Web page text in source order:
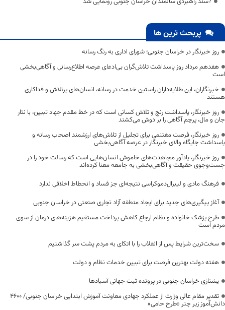
پربحث ترین ها
روز خبرنگار در خراسان جنوبی؛ شورای اداری به رنگ رسانه
هفدهم مرداد روز پاسداشت تلاش‌گران بی‌ادعای عرصه اطلاع‌رسانی و آگاهی‌بخشی
است
خبرنگاران، این طلایه‌داران راستین خدمت در رسانه، انسان‌های پرتلاش و فداکاری
هستند
روز خبرنگار، پاسداشت رنج و تلاش کسانی است که در خط مقدم جهاد تبیین، با نثار
جان و مال، پرچم آگاهی را بر دوش می‌کشند
روز خبرنگار، فرصت مغتنمی برای تجلیل از تلاش‌های ارزشمند اصحاب رسانه و
پاسداشت جایگاه والای خبرنگار در عرصه آگاهی‌بخشی
روز خبرنگار، یادآور مجاهدت‌های خاموش انسان‌هایی است که رسالت خود را در
جست‌وجوی حقیقت و آگاهی‌بخشی به جامعه معنا کرده‌اند
فرهنگ مادی و لیبرال‌دموکراسی نتیجه‌ای جز فساد و انحطاط اخلاقی ندارد
آغاز پیگیری‌های جدید برای ایجاد منطقه آزاد تجاری صنعتی در خراسان جنوبی
طرح پزشک خانواده و نظام ارجاع کاهش پرداخت مستقیم هزینه‌های درمان از سوی
مردم است
سخت‌ترین شرایط پس از انقلاب را با اتکای به مردم پشت سر گذاشتیم
هفته دولت بهترین فرصت برای تبیین خدمات نظام و دولت
یشتازی خراسان جنوبی در پرونده ثبت جهانی آسبادها
تقدیر مقام عالی وزارت از عملکرد جهادی معاونت آموزش ابتدایی خراسان جنوبی/ ۴۶۰۰
دانش‌آموز زیر چتر «طرح حامی»